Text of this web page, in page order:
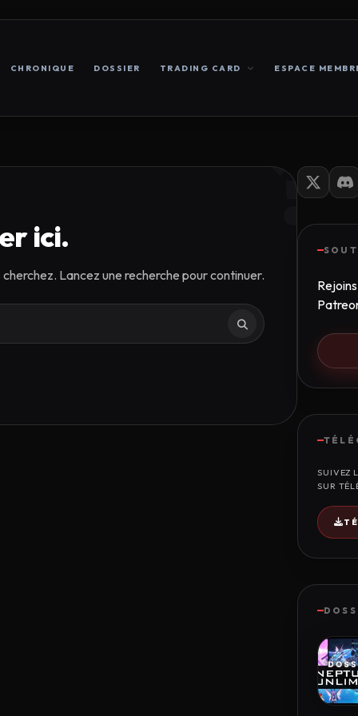
CHRONIQUE DOSSIER TRADING CARD ESPACE
?
ici.
Lancez une recherche pour continuer.
SUIVEZ
SUR